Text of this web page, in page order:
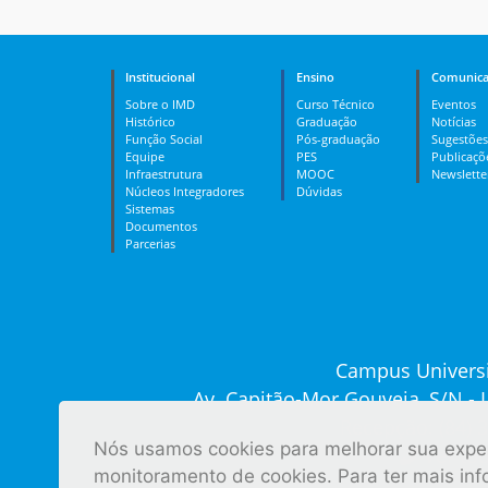
Nós usamos cookies para melhorar sua
monitoramento de cookies. Para ter mais
Institucional
Sobre o IMD
Histórico
Função Social
Equipe
Infraestrutura
Núcleos Integradores
Sistemas
Documentos
Parcerias
Ensino
Curso Técnico
Graduação
Pós-graduação
PES
MOOC
Dúvidas
Eventos
Notícias
Campus
Av. Capitão-Mor Gouveia, S/N -
Ver